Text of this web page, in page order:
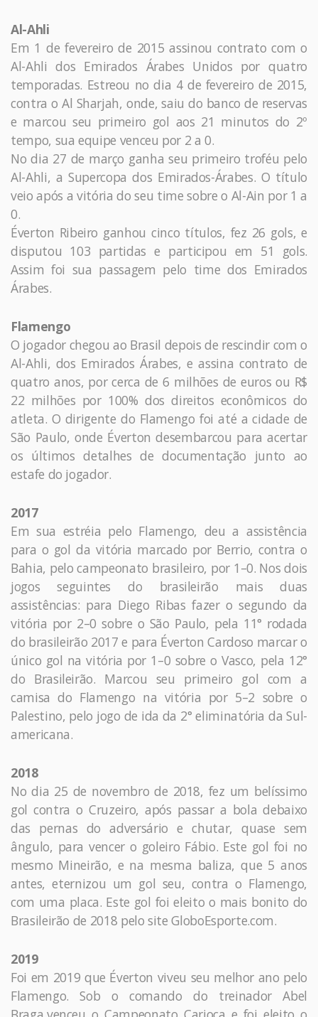
Al-Ahli
Em 1 de fevereiro de 2015 assinou contrato com o
Al-Ahli dos Emirados Árabes Unidos por quatro
temporadas. Estreou no dia 4 de fevereiro de 2015,
contra o Al Sharjah, onde, saiu do banco de reservas
e marcou seu primeiro gol aos 21 minutos do 2º
tempo, sua equipe venceu por 2 a 0.
No dia 27 de março ganha seu primeiro troféu pelo
Al-Ahli, a Supercopa dos Emirados-Árabes. O título
veio após a vitória do seu time sobre o Al-Ain por 1 a
0.
Éverton Ribeiro ganhou cinco títulos, fez 26 gols, e
disputou 103 partidas e participou em 51 gols.
Assim foi sua passagem pelo time dos Emirados
Árabes.
Flamengo
O jogador chegou ao Brasil depois de rescindir com o
Al-Ahli, dos Emirados Árabes, e assina contrato de
quatro anos, por cerca de 6 milhões de euros ou R$
22 milhões por 100% dos direitos econômicos do
atleta. O dirigente do Flamengo foi até a cidade de
São Paulo, onde Éverton desembarcou para acertar
os últimos detalhes de documentação junto ao
estafe do jogador.
2017
Em sua estréia pelo Flamengo, deu a assistência
para o gol da vitória marcado por Berrio, contra o
Bahia, pelo campeonato brasileiro, por 1–0. Nos dois
jogos seguintes do brasileirão mais duas
assistências: para Diego Ribas fazer o segundo da
vitória por 2–0 sobre o São Paulo, pela 11° rodada
do brasileirão 2017 e para Éverton Cardoso marcar o
único gol na vitória por 1–0 sobre o Vasco, pela 12°
do Brasileirão. Marcou seu primeiro gol com a
camisa do Flamengo na vitória por 5–2 sobre o
Palestino, pelo jogo de ida da 2° eliminatória da Sul-
americana.
2018
No dia 25 de novembro de 2018, fez um belíssimo
gol contra o Cruzeiro, após passar a bola debaixo
das pernas do adversário e chutar, quase sem
ângulo, para vencer o goleiro Fábio. Este gol foi no
mesmo Mineirão, e na mesma baliza, que 5 anos
antes, eternizou um gol seu, contra o Flamengo,
com uma placa. Este gol foi eleito o mais bonito do
Brasileirão de 2018 pelo site GloboEsporte.com.
2019
Foi em 2019 que Éverton viveu seu melhor ano pelo
Flamengo. Sob o comando do treinador Abel